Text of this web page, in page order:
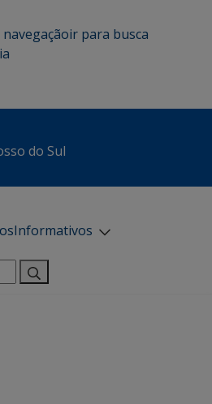
ir para busca
do Sul
Informativos